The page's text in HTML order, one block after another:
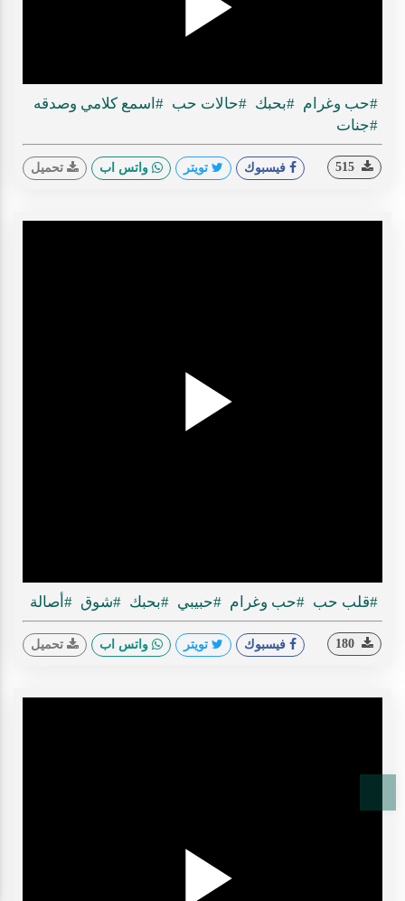
Play
#حب وغرام #بحبك #حالات حب #اسمع كلامي وصدقه
#جنات
فيسبوك تويتر واتس اب تحميل
Play
#قلب حب #حب وغرام #حبيبي #بحبك #شوق #أصالة
فيسبوك تويتر واتس اب تحميل